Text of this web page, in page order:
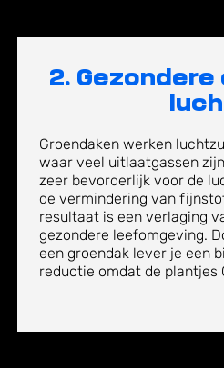
2.
Groendaken werken
waar veel uitlaatgassen
zeer bevorderlijk voor de
de vermindering van
resultaat is een verlaging
gezondere leefomgeving.
een groendak lever je een
reductie omdat de plantjes